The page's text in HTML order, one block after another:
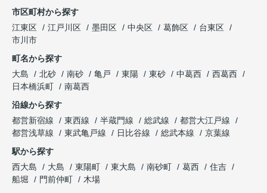
市区町村から探す
江東区
江戸川区 墨田区 中央区 葛飾区
台東区
市川市
町名から探す
大島
北砂 南砂 亀戸 東陽 東砂 中葛西
西葛西
日本橋浜町
南葛西
沿線から探す
都営新宿線
東西線 半蔵門線 総武線
都営大江戸線
都営浅草線
東武亀戸線 日比谷線 総武本線
京葉線
駅から探す
西大島
大島 東陽町 東大島 南砂町 葛西
住吉
船堀
門前仲町 木場